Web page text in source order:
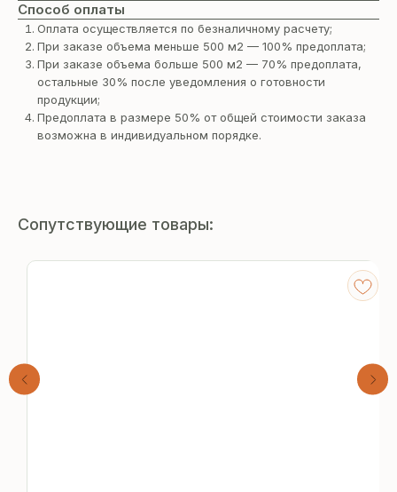
Способ оплаты
Оплата осуществляется по безналичному расчету;
При заказе объема меньше 500 м2 — 100% предоплата;
При заказе объема больше 500 м2 — 70% предоплата,
остальные 30% после уведомления о готовности
продукции;
Предоплата в размере 50% от общей стоимости заказа
возможна в индивидуальном порядке.
Сопутствующие товары: